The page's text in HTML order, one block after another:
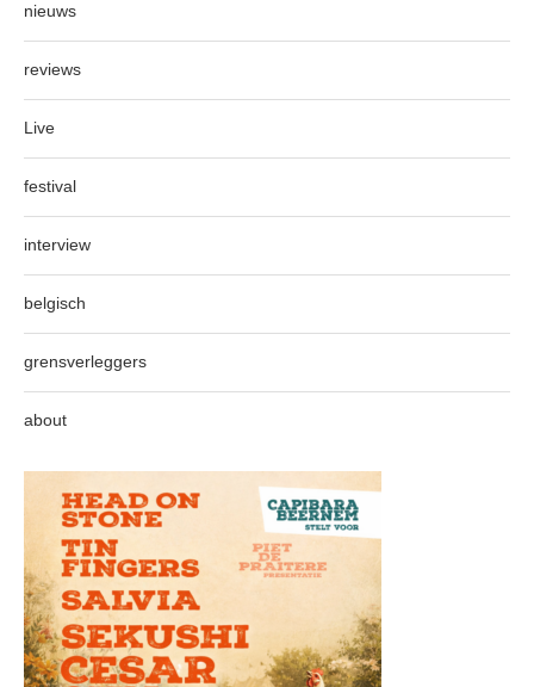
nieuws
reviews
Live
festival
interview
belgisch
grensverleggers
about